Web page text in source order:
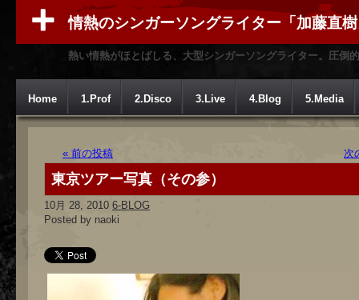
情熱のシンガーソングライター「加藤直
熱い情熱がほとばしる、大型シンガーソングライター。圧倒
Home 1.Prof 2.Disco 3.Live 4.Blog 5.Media
« 前の投稿 次
東京ツアー写真（その参）
10月 28, 2010 6-BLOG
Posted by naoki